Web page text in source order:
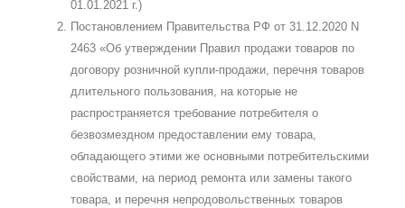
01.01.2021 г.)
Постановлением Правительства РФ от 31.12.2020 N
2463 «Об утверждении Правил продажи товаров по
договору розничной купли-продажи, перечня товаров
длительного пользования, на которые не
распространяется требование потребителя о
безвозмездном предоставлении ему товара,
обладающего этими же основными потребительскими
свойствами, на период ремонта или замены такого
товара, и перечня непродовольственных товаров